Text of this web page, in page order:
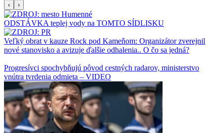
‹ ›
ODSTÁVKA teplej vody na TOMTO SÍDLISKU
Veľký obrat v kauze Rock pod Kameňom: Organizátor zverejnil
nové stanovisko a avizuje ďalšie odhalenia.. O čo sa jedná?
Progresívci spochybňujú pôvod cestných radarov, ministerstvo
vnútra tvrdenia odmieta – VIDEO